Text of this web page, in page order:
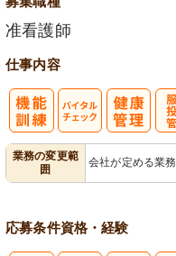
准看護師
仕事内容
業務の変更範
囲
会社が定める業務
応募条件資格・経験